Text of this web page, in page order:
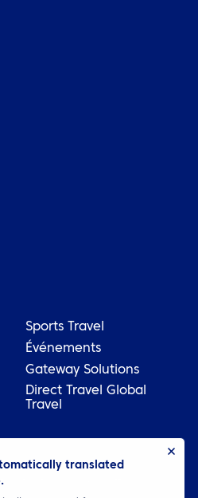
translated
Sports Travel
Événements
Gateway Solutions
Direct Travel Global
Travel